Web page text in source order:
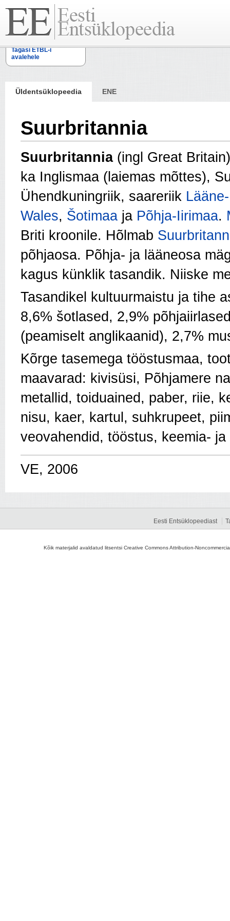
Tagasi ETBL-i
avalehele
Üldentsüklopeedia ENE
Suurbritannia
Suurbritannia(ingl Great
ka Inglismaa (laiemas mõttes),
Ühendkuningriik, saareriik
Wales, Šotimaa ja Põhja-Iirimaa.
Briti kroonile. Hõlmab
põhjaosa. Põhja- ja lääneosa
kagus künklik tasandik. Niiske
Tasandikel kultuurmaistu ja tihe
8,6% šotlased, 2,9%
(peamiselt anglikaanid), 2,7%
Kõrge tasemega tööstusmaa,
maavarad: kivisüsi, Põhjamere
metallid, toiduained, paber, riie,
nisu, kaer, kartul, suhkrupeet,
veovahendid, tööstus, keemia-
VE, 2006
Eesti Entsüklopeediast
Kõik materjalid avaldatud litsentsi Creative Commons Attribution-